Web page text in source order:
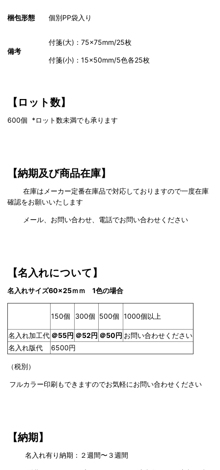
梱包形態 個別PP袋入り
備考
付箋(大)：75×75mm/25枚
付箋(小)：15×50mm/5色各25枚
【ロット数】
600個 *ロット数未満でも承ります
【納期及び商品在庫】
在庫はメーカー定番在庫品で対応しておりますので一度在庫
確認をお願いいたします
メール、お問い合わせ、電話でお問い合わせください
【名入れについて】
名入れサイズ60×25ｍｍ 1色の場合
150個 300個 500個 1000個以上
名入れ加工代 ＠55円 ＠52円 ＠50円 お問い合わせください
名入れ版代
6500円
（税別）
フルカラー印刷もできますのでお気軽にお問い合わせください
【納期】
名入れ有り納期：２週間〜３週間